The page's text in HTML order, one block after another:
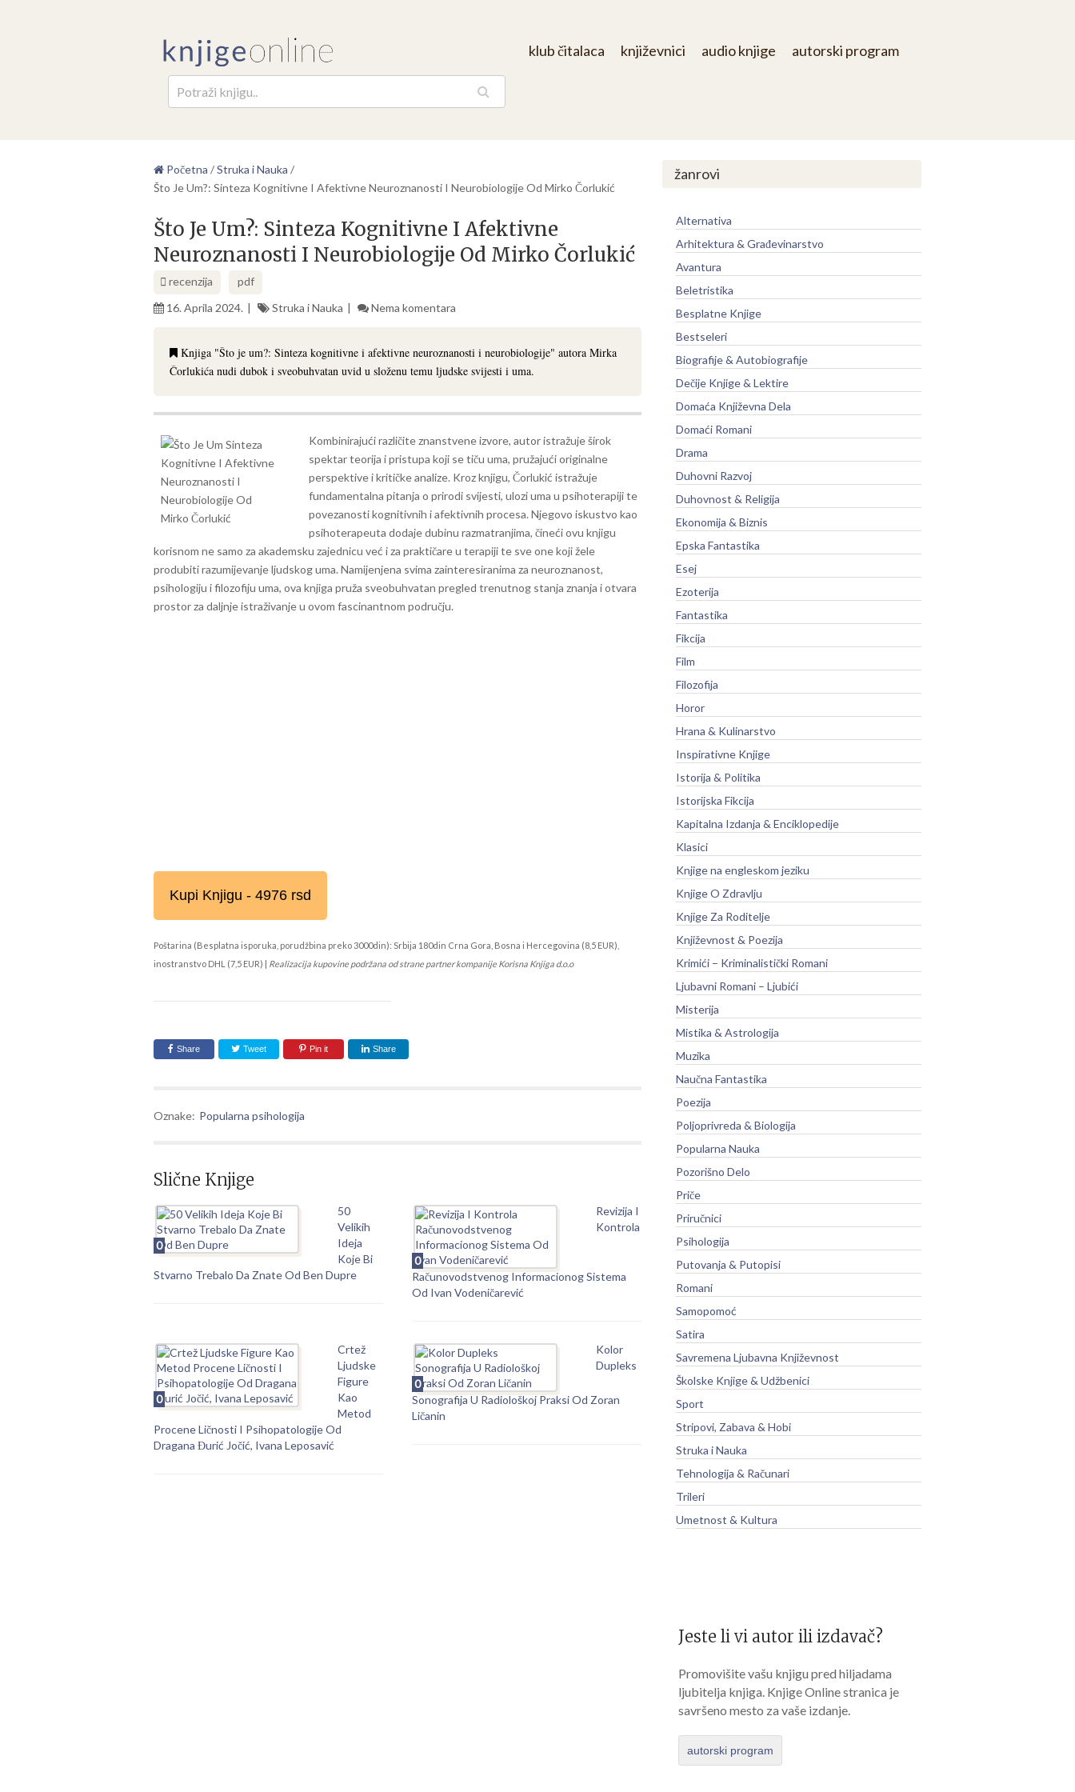
klub čitalaca književnici audio knjige autorski program
Početna /Struka i Nauka /
Što Je Um?: Sinteza Kognitivne I Afektivne Neuroznanosti I Neurobiologije Od Mirko Čorlukić
Što Je Um?: Sinteza Kognitivne I Afektivne
Neuroznanosti I Neurobiologije Od Mirko Čorlukić
recenzija
pdf
16. Aprila 2024.
Struka i Nauka Nema komentara
Knjiga "Što je um?: Sinteza kognitivne i afektivne neuroznanosti i neurobiologije" autora Mirka
Čorlukića nudi dubok i sveobuhvatan uvid u složenu temu ljudske svijesti i uma.
Kombinirajući različite znanstvene izvore, autor istražuje širok
spektar teorija i pristupa koji se tiču uma, pružajući originalne
perspektive i kritičke analize. Kroz knjigu, Čorlukić istražuje
fundamentalna pitanja o prirodi svijesti, ulozi uma u psihoterapiji te
povezanosti kognitivnih i afektivnih procesa. Njegovo iskustvo kao
psihoterapeuta dodaje dubinu razmatranjima, čineći ovu knjigu
korisnom ne samo za akademsku zajednicu već i za praktičare u terapiji te sve one koji žele
produbiti razumijevanje ljudskog uma. Namijenjena svima zainteresiranima za neuroznanost,
psihologiju i filozofiju uma, ova knjiga pruža sveobuhvatan pregled trenutnog stanja znanja i otvara
prostor za daljnje istraživanje u ovom fascinantnom području.
Kupi Knjigu - 4976 rsd
Poštarina (Besplatna isporuka, porudžbina preko 3000din): Srbija 180din Crna Gora, Bosna i Hercegovina (8,5 EUR),
inostranstvo DHL (7,5 EUR) | Realizacija kupovine podržana od strane partner kompanije Korisna Knjiga d.o.o
Share Tweet Pin it Share
Oznake: Popularna psihologija
Slične Knjige
0
50
Velikih
Ideja
Koje Bi
Stvarno Trebalo Da Znate Od Ben Dupre
0
Revizija I
Kontrola
Računovodstvenog Informacionog Sistema
Od Ivan Vodeničarević
0
Crtež
Ljudske
Figure
Kao
Metod
Procene Ličnosti I Psihopatologije Od
Dragana Đurić Jočić, Ivana Leposavić
0
Kolor
Dupleks
Sonografija U Radiološkoj Praksi Od Zoran
Ličanin
žanrovi
Alternativa
Arhitektura & Građevinarstvo
Avantura
Beletristika
Besplatne Knjige
Bestseleri
Biografije & Autobiografije
Dečije Knjige & Lektire
Domaća Književna Dela
Domaći Romani
Drama
Duhovni Razvoj
Duhovnost & Religija
Ekonomija & Biznis
Epska Fantastika
Esej
Ezoterija
Fantastika
Fikcija
Film
Filozofija
Horor
Hrana & Kulinarstvo
Inspirativne Knjige
Istorija & Politika
Istorijska Fikcija
Kapitalna Izdanja & Enciklopedije
Klasici
Knjige na engleskom jeziku
Knjige O Zdravlju
Knjige Za Roditelje
Književnost & Poezija
Krimići – Kriminalistički Romani
Ljubavni Romani – Ljubići
Misterija
Mistika & Astrologija
Muzika
Naučna Fantastika
Poezija
Poljoprivreda & Biologija
Popularna Nauka
Pozorišno Delo
Priče
Priručnici
Psihologija
Putovanja & Putopisi
Romani
Samopomoć
Satira
Savremena Ljubavna Književnost
Školske Knjige & Udžbenici
Sport
Stripovi, Zabava & Hobi
Struka i Nauka
Tehnologija & Računari
Trileri
Umetnost & Kultura
Jeste li vi autor ili izdavač?
Promovišite vašu knjigu pred hiljadama
ljubitelja knjiga. Knjige Online stranica je
savršeno mesto za vaše izdanje.
autorski program